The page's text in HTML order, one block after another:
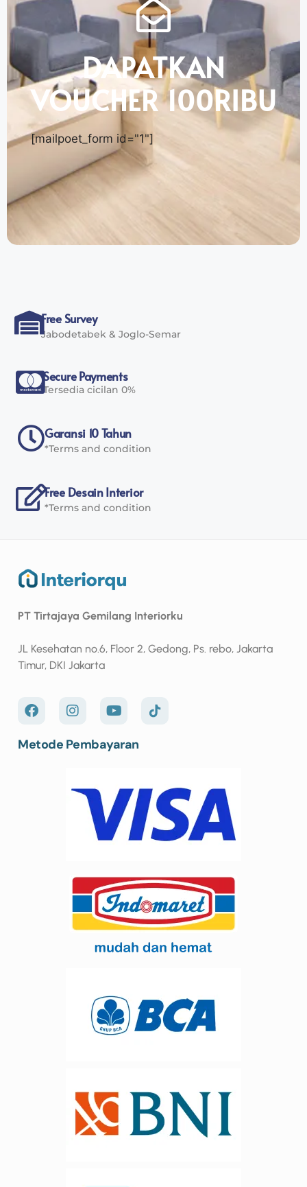
DAPATKAN
VOUCHER 100RIBU
[mailpoet_form id="1"]
Free Survey
Jabodetabek & Joglo-Semar
Secure Payments
Tersedia cicilan 0%
Garansi 10 Tahun
*Terms and condition
Free Desain Interior
*Terms and condition
PT Tirtajaya Gemilang Interiorku
JL Kesehatan no.6, Floor 2, Gedong, Ps. rebo, Jakarta
Timur, DKI Jakarta
Metode Pembayaran